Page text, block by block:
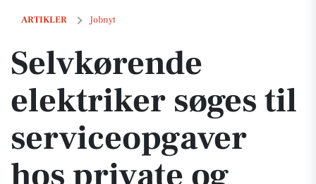
ARTIKLER Jobnyt
Selvkørende elektriker søges til serviceopgaver hos private og
Selvkørende
elektriker søges til
serviceopgaver